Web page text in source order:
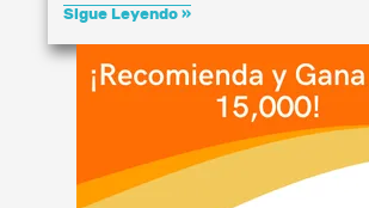
Sigue Leyendo »